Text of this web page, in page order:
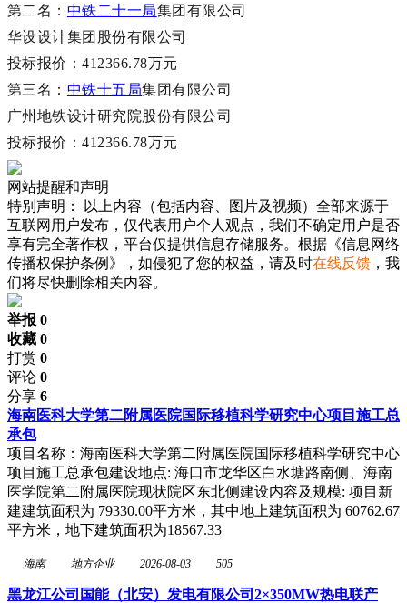
第二名： 中铁二十一局集团有限公司
华设设计集团股份有限公司
投标报价：412366.78万元
第三名： 中铁十五局集团有限公司
广州地铁设计研究院股份有限公司
投标报价：412366.78万元
网站提醒和声明
特别声明：
以上内容（包括内容、图片及视频）全部来源于
互联网用户发布，仅代表用户个人观点，我们不确定用户是否
享有完全著作权，平台仅提供信息存储服务。根据《信息网络
传播权保护条例》，如侵犯了您的权益，请及时在线反馈 ，我
们将尽快删除相关内容。
举报 0
收藏 0
打赏 0
评论 0
分享 6
海南医科大学第二附属医院国际移植科学研究中心项目施工总
承包
项目名称：海南医科大学第二附属医院国际移植科学研究中心
项目施工总承包建设地点: 海口市龙华区白水塘路南侧、海南
医学院第二附属医院现状院区东北侧建设内容及规模: 项目新
建建筑面积为 79330.00平方米，其中地上建筑面积为 60762.67
平方米，地下建筑面积为18567.33
海南 地方企业 2026-08-03 505
黑龙江公司国能（北安）发电有限公司2×350MW热电联产